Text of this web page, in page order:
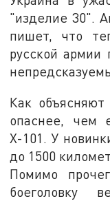
"изделие 30".
пишет, что
русской армии
Как
опаснее, чем
Х-101. У
до 1500
Помимо
боеголовку